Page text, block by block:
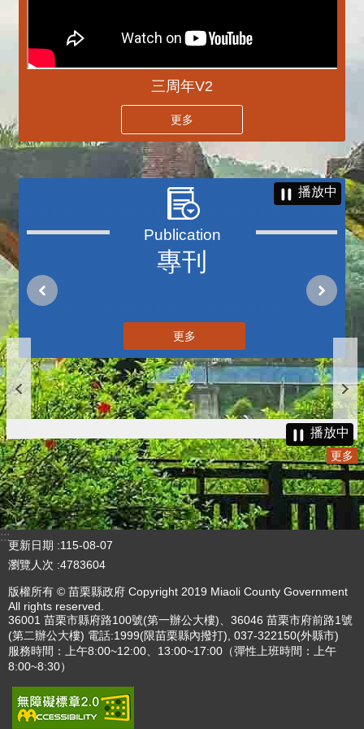
三周年V2
更多
更多
播放中
更多
:::
更新日期 115-08-07
瀏覽人次 4783604
版權所有 © 苗栗縣政府 Copyright 2019 Miaoli County Government
All rights reserved.
36001 苗栗市縣府路100號(第一辦公大樓)、36046 苗栗市府前路1號
(第二辦公大樓) 電話:1999(限苗栗縣內撥打), 037-322150(外縣市)
服務時間：上午8:00~12:00、13:00~17:00（彈性上班時間：上午
8:00~8:30）